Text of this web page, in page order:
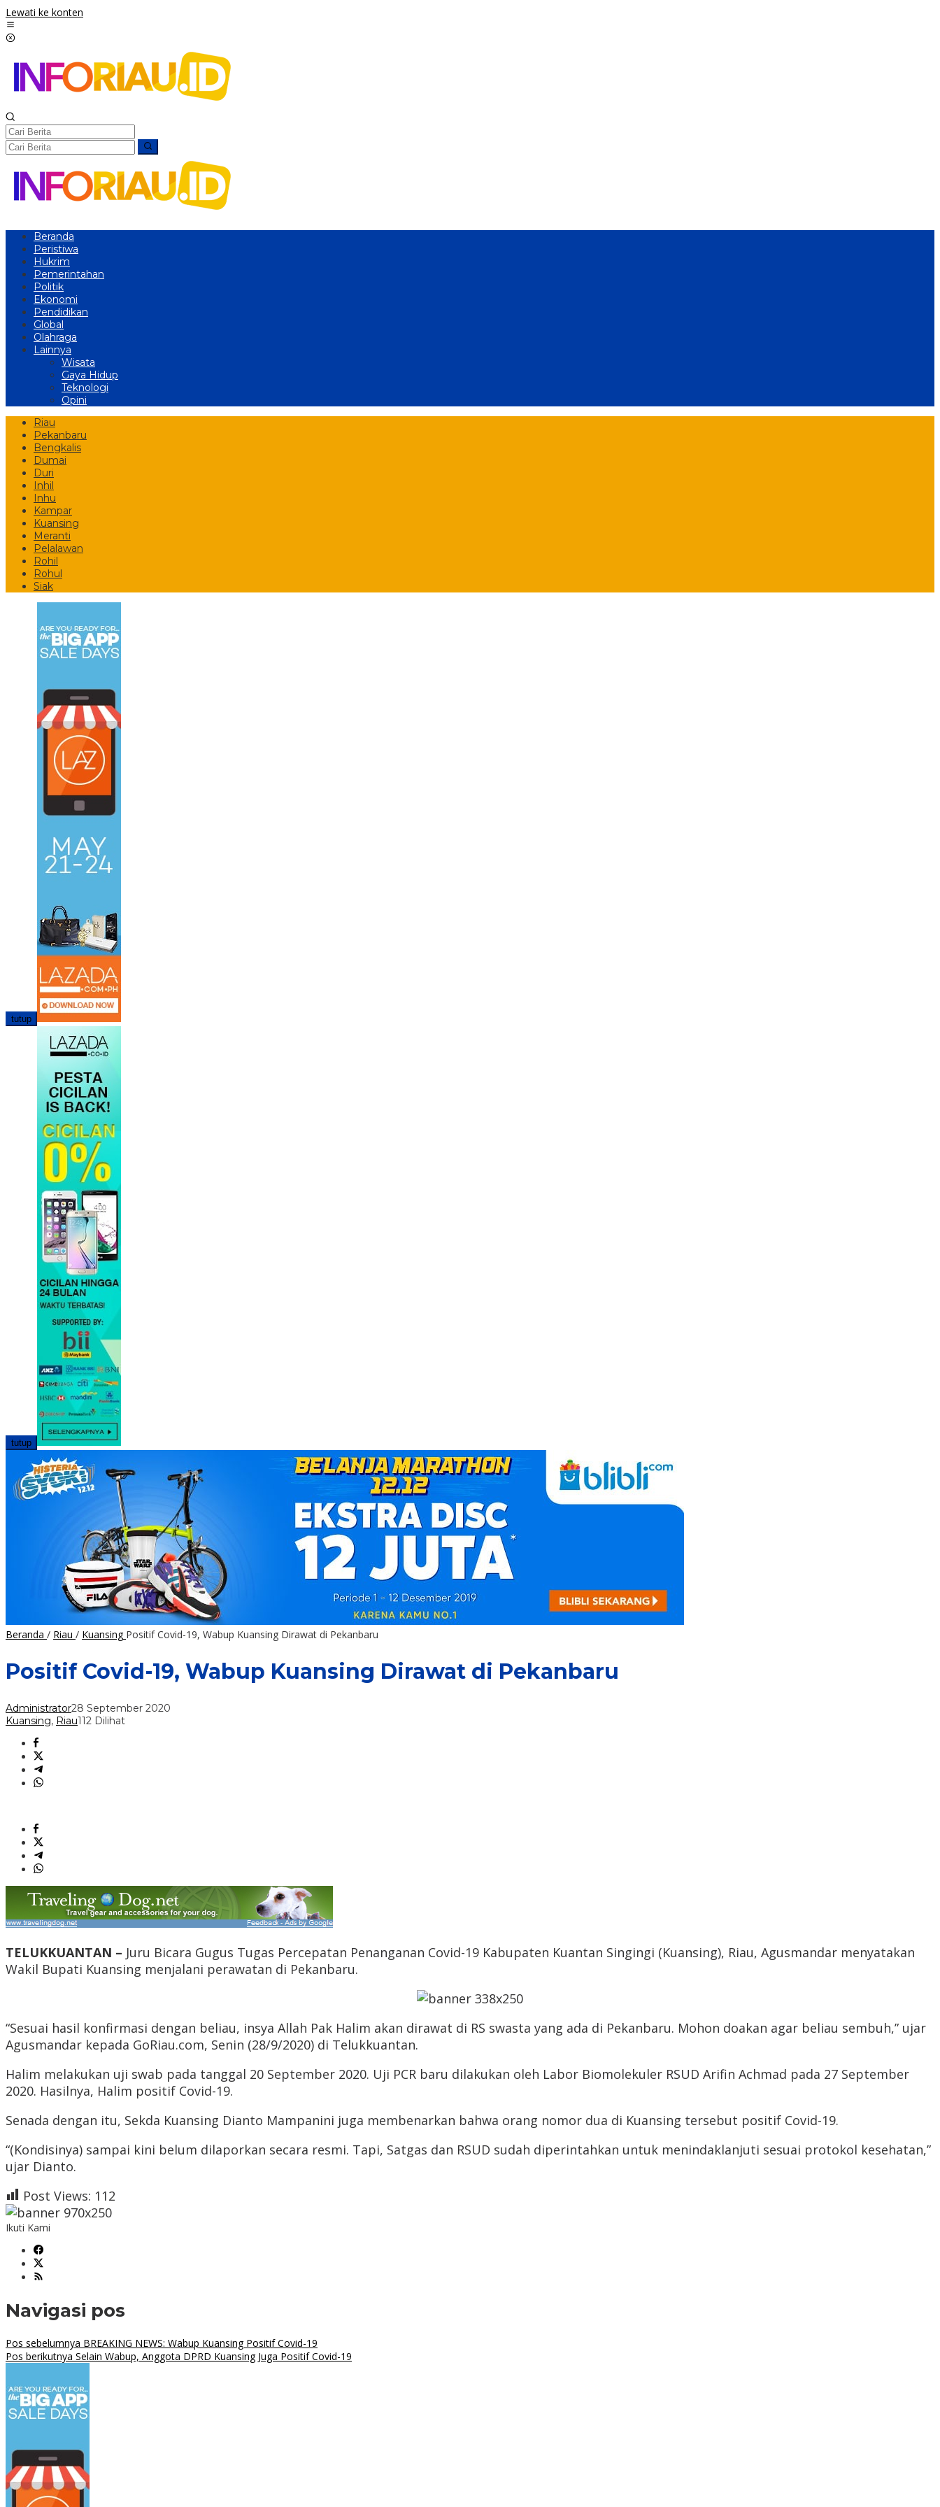
Lewati ke konten
Beranda
Peristiwa
Hukrim
Pemerintahan
Politik
Ekonomi
Pendidikan
Global
Olahraga
Lainnya
Wisata
Gaya Hidup
Teknologi
Opini
Riau
Pekanbaru
Bengkalis
Dumai
Duri
Inhil
Inhu
Kampar
Kuansing
Meranti
Pelalawan
Rohil
Rohul
Siak
tutup
tutup
Beranda / Riau / Kuansing Positif Covid-19, Wabup Kuansing Dirawat di Pekanbaru
Positif Covid-19, Wabup Kuansing Dirawat di Pekanbaru
Administrator28 September 2020
Kuansing, Riau112 Dilihat
TELUKKUANTAN – Juru Bicara Gugus Tugas Percepatan Penanganan Covid-19 Kabupaten Kuantan Singingi (Kuansing), Riau, Agusmandar menyatakan
Wakil Bupati Kuansing menjalani perawatan di Pekanbaru.
“Sesuai hasil konfirmasi dengan beliau, insya Allah Pak Halim akan dirawat di RS swasta yang ada di Pekanbaru. Mohon doakan agar beliau sembuh,” ujar
Agusmandar kepada GoRiau.com, Senin (28/9/2020) di Telukkuantan.
Halim melakukan uji swab pada tanggal 20 September 2020. Uji PCR baru dilakukan oleh Labor Biomolekuler RSUD Arifin Achmad pada 27 September
2020. Hasilnya, Halim positif Covid-19.
Senada dengan itu, Sekda Kuansing Dianto Mampanini juga membenarkan bahwa orang nomor dua di Kuansing tersebut positif Covid-19.
“(Kondisinya) sampai kini belum dilaporkan secara resmi. Tapi, Satgas dan RSUD sudah diperintahkan untuk menindaklanjuti sesuai protokol kesehatan,”
ujar Dianto.
Post Views: 112
Ikuti Kami
Navigasi pos
Pos sebelumnya BREAKING NEWS: Wabup Kuansing Positif Covid-19
Pos berikutnya Selain Wabup, Anggota DPRD Kuansing Juga Positif Covid-19